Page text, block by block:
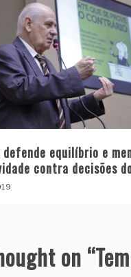
equilíbrio e
contra decisões
on “